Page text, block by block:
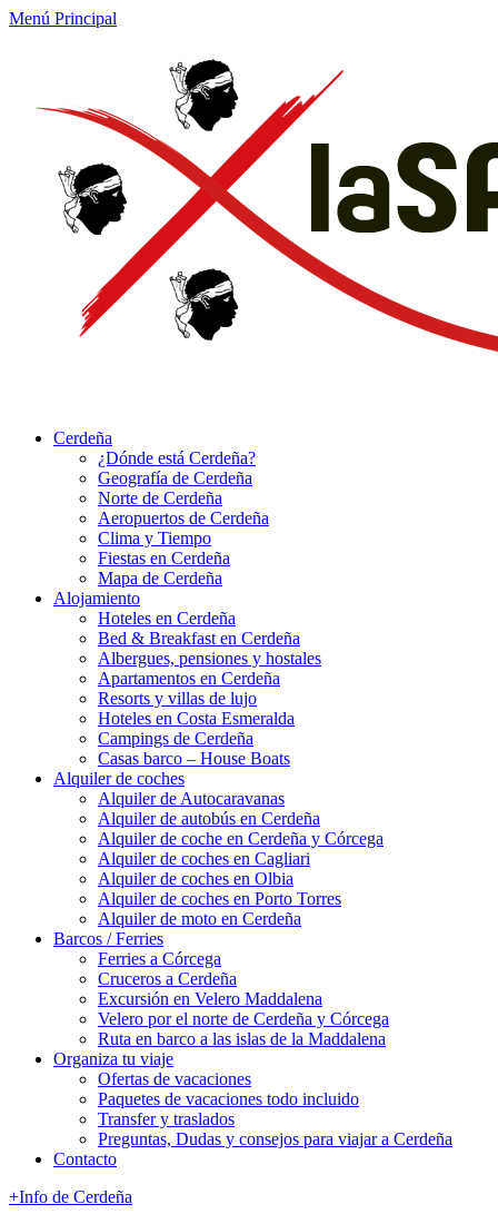
Menú Principal
Cerdeña
¿Dónde está Cerdeña?
Geografía de Cerdeña
Norte de Cerdeña
Aeropuertos de Cerdeña
Clima y Tiempo
Fiestas en Cerdeña
Mapa de Cerdeña
Alojamiento
Hoteles en Cerdeña
Bed & Breakfast en Cerdeña
Albergues, pensiones y hostales
Apartamentos en Cerdeña
Resorts y villas de lujo
Hoteles en Costa Esmeralda
Campings de Cerdeña
Casas barco – House Boats
Alquiler de coches
Alquiler de Autocaravanas
Alquiler de autobús en Cerdeña
Alquiler de coche en Cerdeña y Córcega
Alquiler de coches en Cagliari
Alquiler de coches en Olbia
Alquiler de coches en Porto Torres
Alquiler de moto en Cerdeña
Barcos / Ferries
Ferries a Córcega
Cruceros a Cerdeña
Excursión en Velero Maddalena
Velero por el norte de Cerdeña y Córcega
Ruta en barco a las islas de la Maddalena
Organiza tu viaje
Ofertas de vacaciones
Paquetes de vacaciones todo incluido
Transfer y traslados
Preguntas, Dudas y consejos para viajar a Cerdeña
Contacto
+Info de Cerdeña